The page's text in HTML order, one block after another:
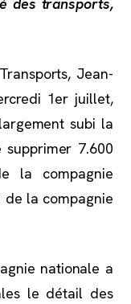
Jean-
1er juillet,
subi la
7.600
la compagnie
la compagnie
nationale a
le détail des